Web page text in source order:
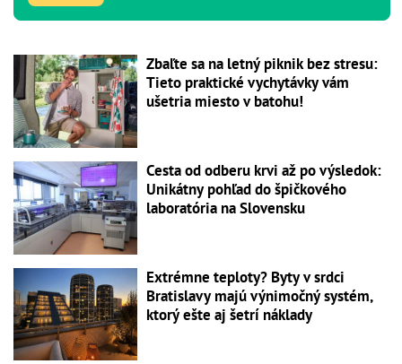
Zbaľte sa na letný piknik bez stresu:
Tieto praktické vychytávky vám
ušetria miesto v batohu!
Cesta od odberu krvi až po výsledok:
Unikátny pohľad do špičkového
laboratória na Slovensku
Extrémne teploty? Byty v srdci
Bratislavy majú výnimočný systém,
ktorý ešte aj šetrí náklady